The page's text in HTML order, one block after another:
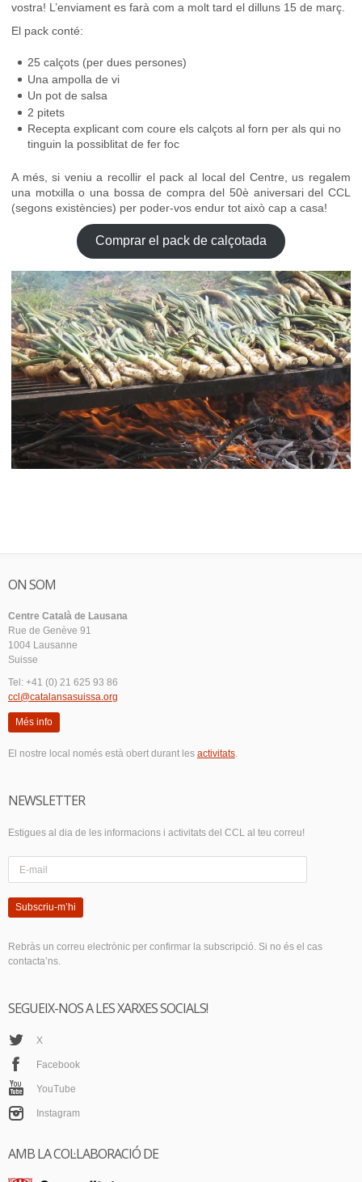
vostra! L’enviament es farà com a molt tard el dilluns 15 de març.
El pack conté:
25 calçots (per dues persones)
Una ampolla de vi
Un pot de salsa
2 pitets
Recepta explicant com coure els calçots al forn per als qui no
tinguin la possiblitat de fer foc
A més, si veniu a recollir el pack al local del Centre, us regalem
una motxilla o una bossa de compra del 50è aniversari del CCL
(segons existències) per poder-vos endur tot això cap a casa!
Comprar el pack de calçotada
ON SOM
Centre Català de Lausana
Rue de Genève 91
1004 Lausanne
Suisse
Tel: +41 (0) 21 625 93 86
ccl@catalansasuissa.org
Més info
El nostre local només està obert durant les activitats.
NEWSLETTER
Estigues al dia de les informacions i activitats del CCL al teu correu!
Subscriu-m’hi
Rebràs un correu electrònic per confirmar la subscripció. Si no és el cas
contacta’ns.
SEGUEIX-NOS A LES XARXES SOCIALS!
X
Facebook
YouTube
Instagram
AMB LA COL·LABORACIÓ DE